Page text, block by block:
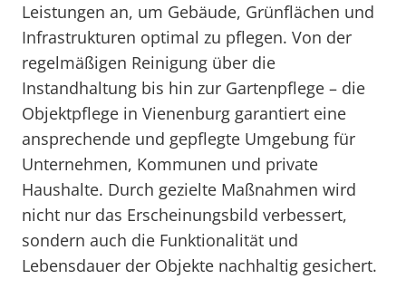
Leistungen an, um Gebäude, Grünflächen und
Infrastrukturen optimal zu pflegen. Von der
regelmäßigen Reinigung über die
Instandhaltung bis hin zur Gartenpflege – die
Objektpflege in Vienenburg garantiert eine
ansprechende und gepflegte Umgebung für
Unternehmen, Kommunen und private
Haushalte. Durch gezielte Maßnahmen wird
nicht nur das Erscheinungsbild verbessert,
sondern auch die Funktionalität und
Lebensdauer der Objekte nachhaltig gesichert.